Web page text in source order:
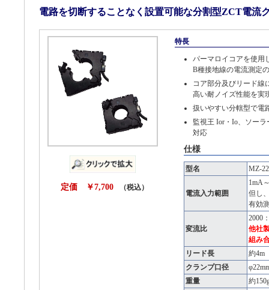
電路を切断することなく設置可能な分割型ZCT電流
定価 ￥7,700 （税込）
特長
パーマロイコアを使用
B種接地線の電流測定
コア部分及びリード線
高い耐ノイズ性能を実
扱いやすい分轄型で電
監視王 Ior・Io、ソー
対応
仕様
型名 MZ-22
電流入力範囲
1mA
但し
有効
変流比
2000
他社
組み
リード長
約4m
クランプ口径
重量
約